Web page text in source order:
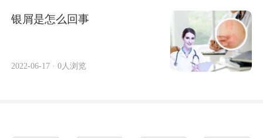
银屑是怎么回事
2022-06-17 · 0人浏览